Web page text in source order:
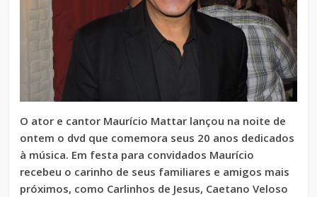
O ator e cantor Maurício Mattar lançou na noite de
ontem o dvd que comemora seus 20 anos dedicados
à música. Em festa para convidados Maurício
recebeu o carinho de seus familiares e amigos mais
próximos, como Carlinhos de Jesus, Caetano Veloso